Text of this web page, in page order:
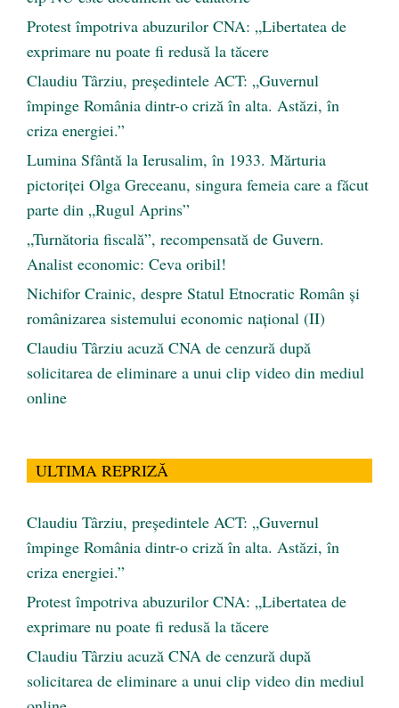
Protest împotriva abuzurilor CNA: „Libertatea de
exprimare nu poate fi redusă la tăcere
Claudiu Târziu, președintele ACT: „Guvernul
împinge România dintr-o criză în alta. Astăzi, în
criza energiei.”
Lumina Sfântă la Ierusalim, în 1933. Mărturia
pictoriței Olga Greceanu, singura femeia care a făcut
parte din „Rugul Aprins”
„Turnătoria fiscală”, recompensată de Guvern.
Analist economic: Ceva oribil!
Nichifor Crainic, despre Statul Etnocratic Român şi
românizarea sistemului economic naţional (II)
Claudiu Târziu acuză CNA de cenzură după
solicitarea de eliminare a unui clip video din mediul
online
ULTIMA REPRIZĂ
Claudiu Târziu, președintele ACT: „Guvernul
împinge România dintr-o criză în alta. Astăzi, în
criza energiei.”
Protest împotriva abuzurilor CNA: „Libertatea de
exprimare nu poate fi redusă la tăcere
Claudiu Târziu acuză CNA de cenzură după
solicitarea de eliminare a unui clip video din mediul